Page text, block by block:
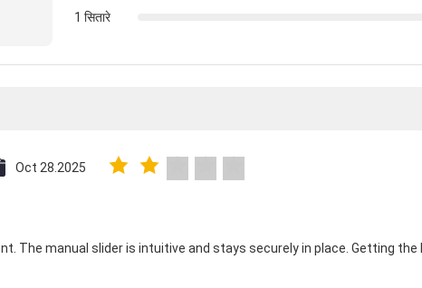
1 सितारे
Oct 28.2025
The manual slider is intuitive and stays securely in place. Getting the